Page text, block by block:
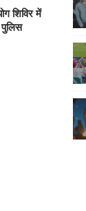
शिविर में